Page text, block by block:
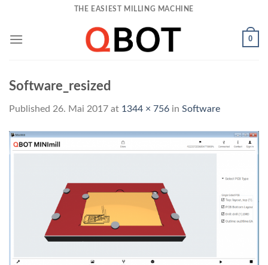
content
THE EASIEST MILLING MACHINE
0
Software_resized
Published 26. Mai 2017 at 1344 × 756 in Software